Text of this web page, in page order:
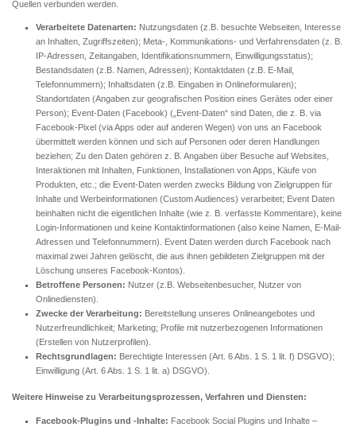
Quellen verbunden werden.
Verarbeitete Datenarten: Nutzungsdaten (z.B. besuchte Webseiten, Interesse
an Inhalten, Zugriffszeiten); Meta-, Kommunikations- und Verfahrensdaten (z. B.
IP-Adressen, Zeitangaben, Identifikationsnummern, Einwilligungsstatus);
Bestandsdaten (z.B. Namen, Adressen); Kontaktdaten (z.B. E-Mail,
Telefonnummern); Inhaltsdaten (z.B. Eingaben in Onlineformularen);
Standortdaten (Angaben zur geografischen Position eines Gerätes oder einer
Person); Event-Daten (Facebook) („Event-Daten“ sind Daten, die z. B. via
Facebook-Pixel (via Apps oder auf anderen Wegen) von uns an Facebook
übermittelt werden können und sich auf Personen oder deren Handlungen
beziehen; Zu den Daten gehören z. B. Angaben über Besuche auf Websites,
Interaktionen mit Inhalten, Funktionen, Installationen von Apps, Käufe von
Produkten, etc.; die Event-Daten werden zwecks Bildung von Zielgruppen für
Inhalte und Werbeinformationen (Custom Audiences) verarbeitet; Event Daten
beinhalten nicht die eigentlichen Inhalte (wie z. B. verfasste Kommentare), keine
Login-Informationen und keine Kontaktinformationen (also keine Namen, E-Mail-
Adressen und Telefonnummern). Event Daten werden durch Facebook nach
maximal zwei Jahren gelöscht, die aus ihnen gebildeten Zielgruppen mit der
Löschung unseres Facebook-Kontos).
Betroffene Personen: Nutzer (z.B. Webseitenbesucher, Nutzer von
Onlinediensten).
Zwecke der Verarbeitung: Bereitstellung unseres Onlineangebotes und
Nutzerfreundlichkeit; Marketing; Profile mit nutzerbezogenen Informationen
(Erstellen von Nutzerprofilen).
Rechtsgrundlagen: Berechtigte Interessen (Art. 6 Abs. 1 S. 1 lit. f) DSGVO);
Einwilligung (Art. 6 Abs. 1 S. 1 lit. a) DSGVO).
Weitere Hinweise zu Verarbeitungsprozessen, Verfahren und Diensten:
Facebook-Plugins und -Inhalte: Facebook Social Plugins und Inhalte –